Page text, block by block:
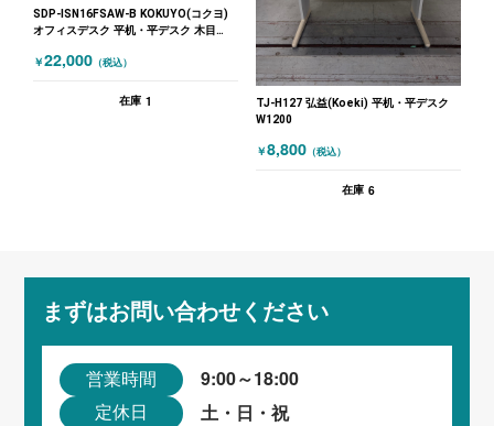
SDP-ISN16FSAW-B KOKUYO(コクヨ)
オフィスデスク 平机・平デスク 木目
￥22,000 （税込）
在庫 1
TJ-H127 弘益(Koeki) 平机・平デスク
W1200
￥8,800 （税込）
在庫 6
まずはお問い合わせください
営業時間 9:00～18:00
定休日 土・日・祝